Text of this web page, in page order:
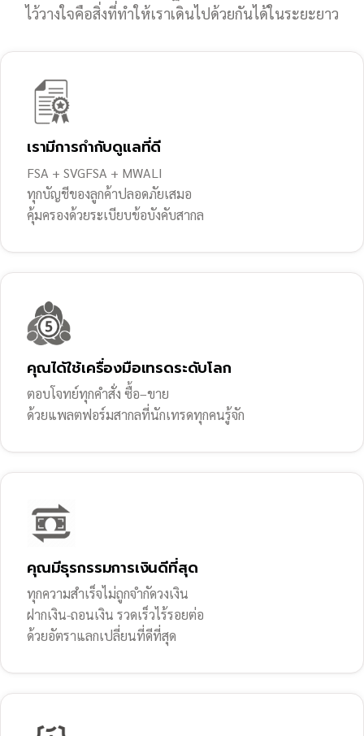
ไว้วางใจคือสิ่งที่ทำให้เราเดินไปด้วยกันได้ในระยะยาว
เรามีการกำกับดูแลที่ดี
FSA + SVGFSA + MWALI
ทุกบัญชีของลูกค้าปลอดภัยเสมอ
คุ้มครองด้วยระเบียบข้อบังคับสากล
คุณได้ใช้เครื่องมือเทรดระดับโลก
ตอบโจทย์ทุกคำสั่ง ซื้อ–ขาย
ด้วยแพลตฟอร์มสากลที่นักเทรดทุกคนรู้จัก
คุณมีธุรกรรมการเงินดีที่สุด
ทุกความสำเร็จไม่ถูกจำกัดวงเงิน
ฝากเงิน-ถอนเงิน รวดเร็วไร้รอยต่อ
ด้วยอัตราแลกเปลี่ยนที่ดีที่สุด